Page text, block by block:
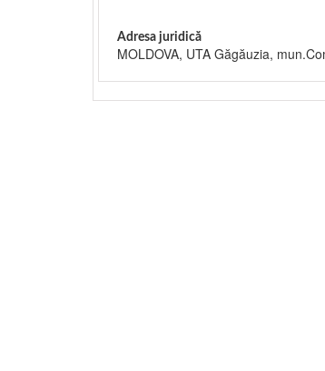
Adresa juridică
MOLDOVA, UTA Găgăuzia,